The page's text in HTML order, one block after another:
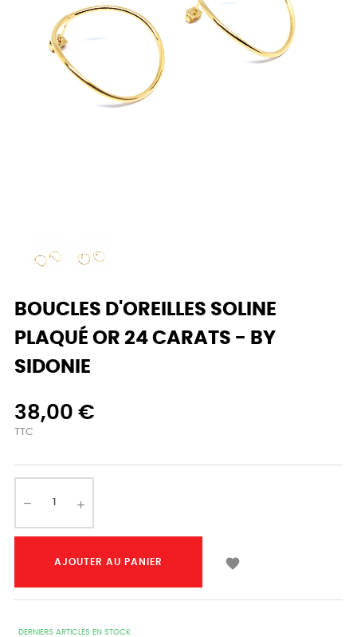
BOUCLES D'OREILLES SOLINE
PLAQUÉ OR 24 CARATS - BY
SIDONIE
38,00 €
TTC
AJOUTER AU PANIER 
DERNIERS ARTICLES EN STOCK